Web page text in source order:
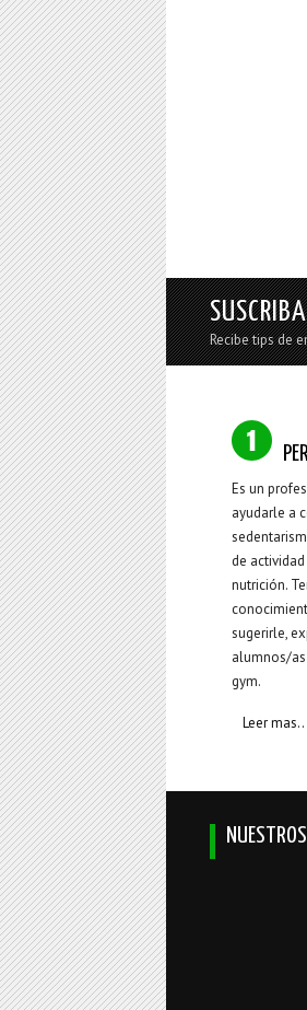
Recibe tips de
Es un
ayudarle a
de
nutrición.
sugerirle,
alumnos/
gym.
Leer mas..